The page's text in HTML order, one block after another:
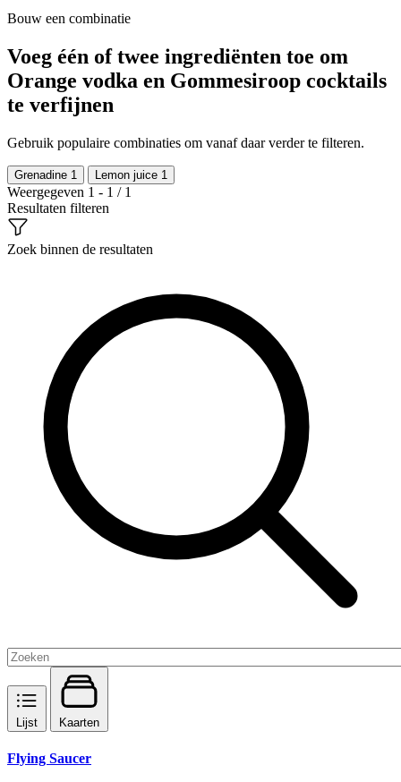
Bouw een combinatie
Voeg één of twee ingrediënten toe om
Orange vodka en Gommesiroop cocktails
te verfijnen
Gebruik populaire combinaties om vanaf daar verder te filteren.
Grenadine 1 Lemon juice 1
Weergegeven 1 - 1 / 1
Resultaten filteren
Zoek binnen de resultaten
Lijst Kaarten
Flying Saucer